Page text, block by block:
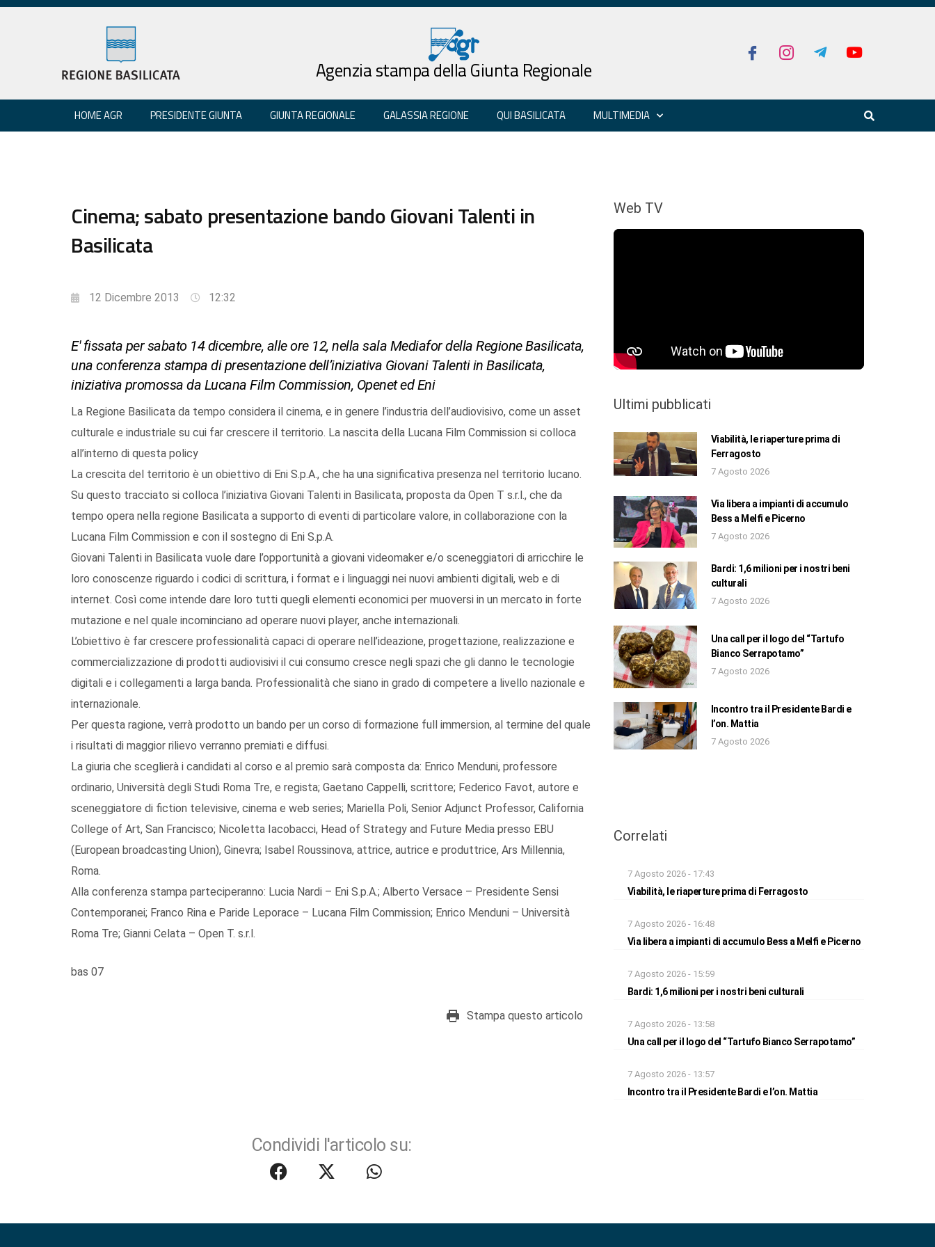
Agenzia stampa della Giunta Regionale
HOME AGR PRESIDENTE GIUNTA GIUNTA REGIONALE GALASSIA REGIONE QUI BASILICATA MULTIMEDIA
Cinema; sabato presentazione bando Giovani Talenti in
Basilicata
12 Dicembre 2013 12:32
E' fissata per sabato 14 dicembre, alle ore 12, nella sala Mediafor della Regione Basilicata,
una conferenza stampa di presentazione dell’iniziativa Giovani Talenti in Basilicata,
iniziativa promossa da Lucana Film Commission, Openet ed Eni
La Regione Basilicata da tempo considera il cinema, e in genere l’industria dell’audiovisivo, come un asset
culturale e industriale su cui far crescere il territorio. La nascita della Lucana Film Commission si colloca
all’interno di questa policy
La crescita del territorio è un obiettivo di Eni S.p.A., che ha una significativa presenza nel territorio lucano.
Su questo tracciato si colloca l’iniziativa Giovani Talenti in Basilicata, proposta da Open T s.r.l., che da
tempo opera nella regione Basilicata a supporto di eventi di particolare valore, in collaborazione con la
Lucana Film Commission e con il sostegno di Eni S.p.A.
Giovani Talenti in Basilicata vuole dare l’opportunità a giovani videomaker e/o sceneggiatori di arricchire le
loro conoscenze riguardo i codici di scrittura, i format e i linguaggi nei nuovi ambienti digitali, web e di
internet. Così come intende dare loro tutti quegli elementi economici per muoversi in un mercato in forte
mutazione e nel quale incominciano ad operare nuovi player, anche internazionali.
L’obiettivo è far crescere professionalità capaci di operare nell’ideazione, progettazione, realizzazione e
commercializzazione di prodotti audiovisivi il cui consumo cresce negli spazi che gli danno le tecnologie
digitali e i collegamenti a larga banda. Professionalità che siano in grado di competere a livello nazionale e
internazionale.
Per questa ragione, verrà prodotto un bando per un corso di formazione full immersion, al termine del quale
i risultati di maggior rilievo verranno premiati e diffusi.
La giuria che sceglierà i candidati al corso e al premio sarà composta da: Enrico Menduni, professore
ordinario, Università degli Studi Roma Tre, e regista; Gaetano Cappelli, scrittore; Federico Favot, autore e
sceneggiatore di fiction televisive, cinema e web series; Mariella Poli, Senior Adjunct Professor, California
College of Art, San Francisco; Nicoletta Iacobacci, Head of Strategy and Future Media presso EBU
(European broadcasting Union), Ginevra; Isabel Roussinova, attrice, autrice e produttrice, Ars Millennia,
Roma.
Alla conferenza stampa parteciperanno: Lucia Nardi – Eni S.p.A.; Alberto Versace – Presidente Sensi
Contemporanei; Franco Rina e Paride Leporace – Lucana Film Commission; Enrico Menduni – Università
Roma Tre; Gianni Celata – Open T. s.r.l.
bas 07
Stampa questo articolo
Condividi l'articolo su:
Web TV
Ultimi pubblicati
Viabilità, le riaperture prima di
Ferragosto
7 Agosto 2026
Via libera a impianti di accumulo
Bess a Melfi e Picerno
7 Agosto 2026
Bardi: 1,6 milioni per i nostri beni
culturali
7 Agosto 2026
Una call per il logo del “Tartufo
Bianco Serrapotamo”
7 Agosto 2026
Incontro tra il Presidente Bardi e
l’on. Mattia
7 Agosto 2026
Correlati
7 Agosto 2026 - 17:43
Viabilità, le riaperture prima di Ferragosto
7 Agosto 2026 - 16:48
Via libera a impianti di accumulo Bess a Melfi e Picerno
7 Agosto 2026 - 15:59
Bardi: 1,6 milioni per i nostri beni culturali
7 Agosto 2026 - 13:58
Una call per il logo del “Tartufo Bianco Serrapotamo”
7 Agosto 2026 - 13:57
Incontro tra il Presidente Bardi e l’on. Mattia